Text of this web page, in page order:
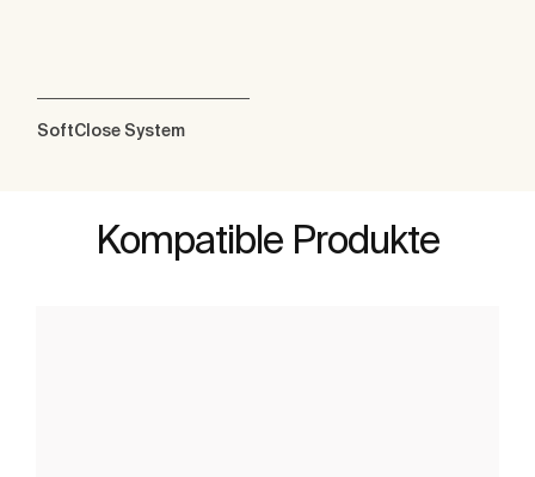
SoftClose System
Kompatible Produkte